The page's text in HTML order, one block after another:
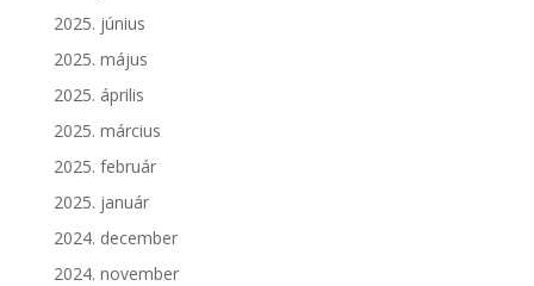
2025. június
2025. május
2025. április
2025. március
2025. február
2025. január
2024. december
2024. november